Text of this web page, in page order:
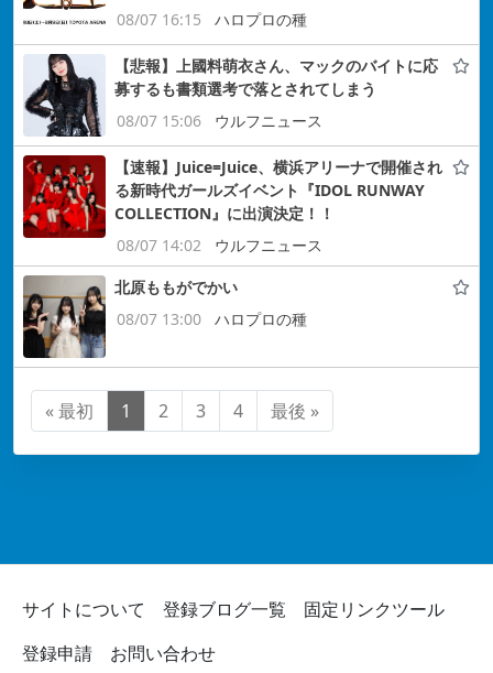
08/07 16:15
ハロプロの種
【悲報】上國料萌衣さん、マックのバイトに応
募するも書類選考で落とされてしまう
08/07 15:06
ウルフニュース
【速報】Juice=Juice、横浜アリーナで開催され
る新時代ガールズイベント『IDOL RUNWAY
COLLECTION』に出演決定！！
08/07 14:02
ウルフニュース
北原ももがでかい
08/07 13:00
ハロプロの種
« 最初 1 2 3 4 最後 »
サイトについて 登録ブログ一覧
固定リンクツール
登録申請
お問い合わせ